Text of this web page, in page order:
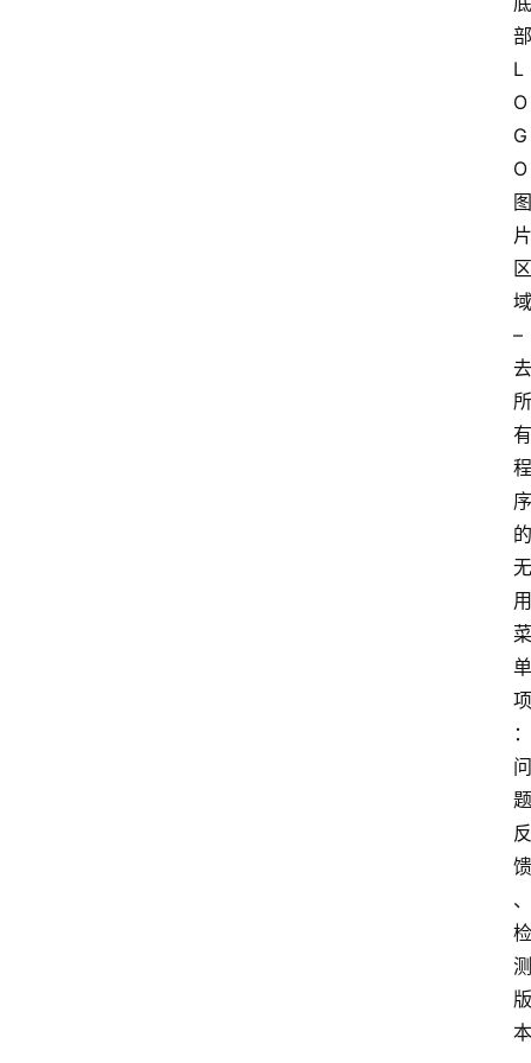
部
L
O
G
O
图
片
区
域
–
去
所
有
程
序
的
无
用
菜
单
项
：
问
题
反
馈
、
检
测
版
本